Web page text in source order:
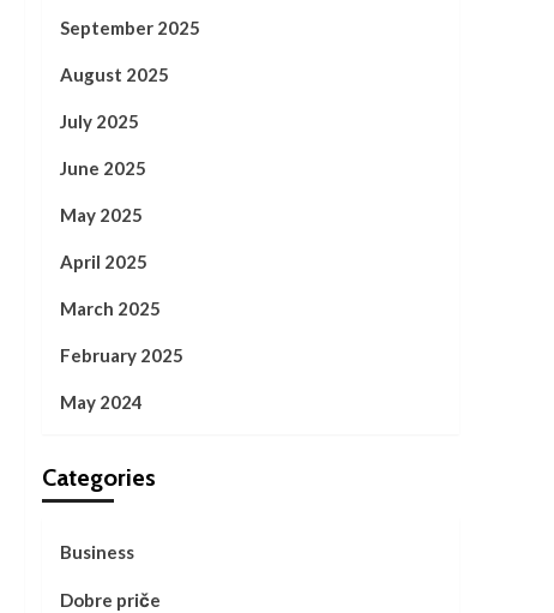
September 2025
August 2025
July 2025
June 2025
May 2025
April 2025
March 2025
February 2025
May 2024
Categories
Business
Dobre priče